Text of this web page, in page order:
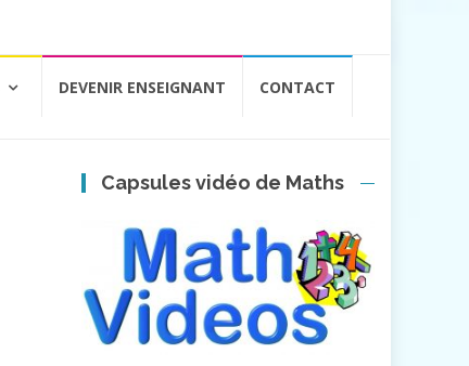
DEVENIR ENSEIGNANT CONTACT
Capsules vidéo de Maths